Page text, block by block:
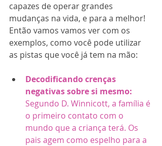
capazes de operar grandes
mudanças na vida, e para a melhor!
Então vamos vamos ver com os
exemplos, como você pode utilizar
as pistas que você já tem na mão:
Decodificando crenças
negativas sobre si mesmo:
Segundo D. Winnicott, a família é
o primeiro contato com o
mundo que a criança terá. Os
pais agem como espelho para a